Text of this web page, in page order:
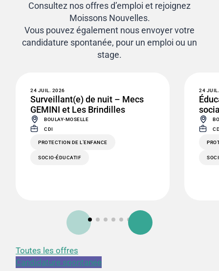
Consultez nos offres d’emploi et rejoignez
Moissons Nouvelles.
Vous pouvez également nous envoyer votre
candidature spontanée, pour un emploi ou un
stage.
24 JUIL. 2026
Surveillant(e) de nuit – Mecs
GEMINI et Les Brindilles
BOULAY-MOSELLE
CDI
PROTECTION DE L’ENFANCE
SOCIO-ÉDUCATIF
24
Toutes les offres
Candidature spontanée